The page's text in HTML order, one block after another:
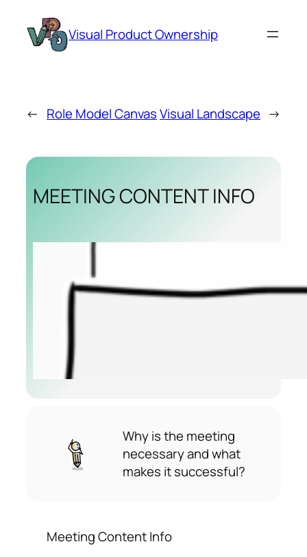
Inhalt
springen
Visual Product Ownership
← Role Model CanvasVisual Landscape →
MEETING CONTENT INFO
Why is the meeting
necessary and what
makes it successful?
Meeting Content Info